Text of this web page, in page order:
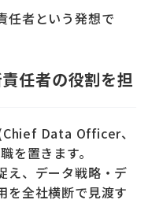
任者という発想で
任者の役割を担
Data Officer、
を置きます。
え、データ戦略・デ
を全社横断で見渡す